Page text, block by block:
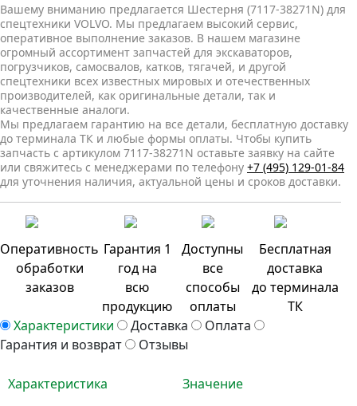
Вашему вниманию предлагается Шестерня (7117-38271N) для
спецтехники VOLVO. Мы предлагаем высокий сервис,
оперативное выполнение заказов. В нашем магазине
огромный ассортимент запчастей для экскаваторов,
погрузчиков, самосвалов, катков, тягачей, и другой
спецтехники всех известных мировых и отечественных
производителей, как оригинальные детали, так и
качественные аналоги.
Мы предлагаем гарантию на все детали, бесплатную доставку
до терминала ТК и любые формы оплаты. Чтобы купить
запчасть с артикулом 7117-38271N оставьте заявку на сайте
или свяжитесь с менеджерами по телефону +7 (495) 129-01-84
для уточнения наличия, актуальной цены и сроков доставки.
Оперативность
обработки
заказов
Гарантия 1
год на
всю
продукцию
Доступны
все
способы
оплаты
Бесплатная
доставка
до терминала
ТК
Характеристики
Доставка
Оплата
Гарантия и возврат
Отзывы
Характеристика
Значение